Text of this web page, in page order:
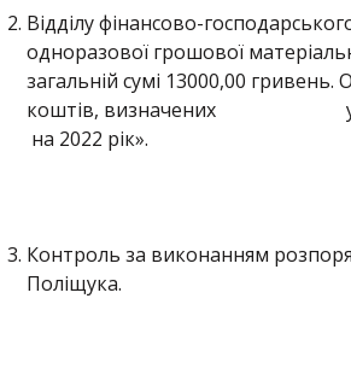
Відділу фінансово-
одноразової грошової
загальній сумі 13000,00
коштів, визначених у
на 2022 рік».
Контроль за виконанням
Поліщука.